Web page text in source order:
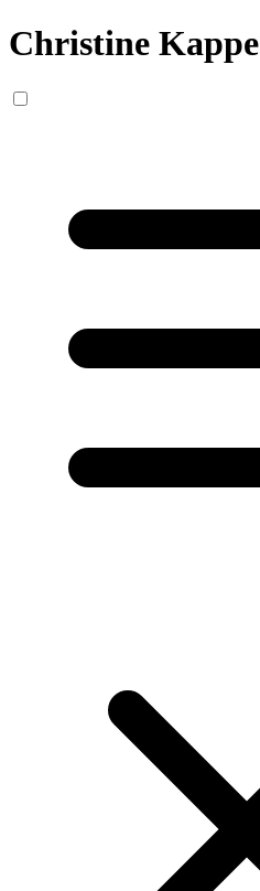
Christine Kappe